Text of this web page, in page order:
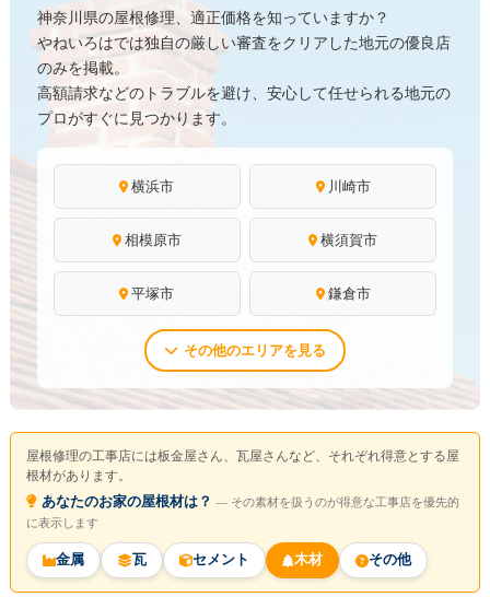
神奈川県の屋根修理、適正価格を知っていますか？
やねいろはでは独自の厳しい審査をクリアした地元の優良店
のみを掲載。
高額請求などのトラブルを避け、安心して任せられる地元の
プロがすぐに見つかります。
横浜市 川崎市
相模原市 横須賀市
平塚市 鎌倉市
その他のエリアを見る
屋根修理の工事店には板金屋さん、瓦屋さんなど、それぞれ得意とする屋
根材があります。
あなたのお家の屋根材は？ ― その素材を扱うのが得意な工事店を優先的
に表示します
金属 瓦 セメント 木材 その他